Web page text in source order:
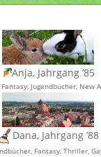
Anja, Jahrgang ’85
Jugendbücher, New
Dana, Jahrgang ’88
Fantasy, Thriller,